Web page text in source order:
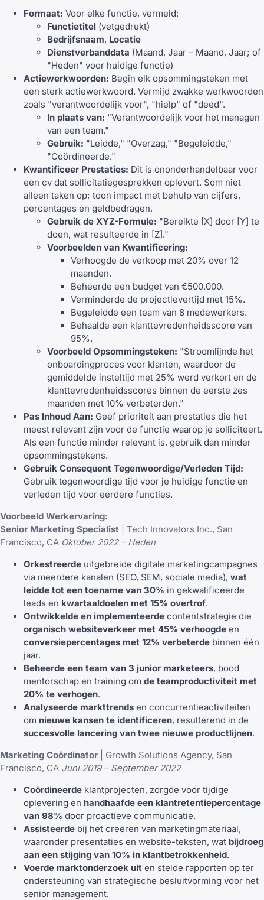
Formaat: Voor elke functie, vermeld:
Functietitel (vetgedrukt)
Bedrijfsnaam, Locatie
Dienstverbanddata (Maand, Jaar – Maand, Jaar; of
"Heden" voor huidige functie)
Actiewerkwoorden: Begin elk opsommingsteken met
een sterk actiewerkwoord. Vermijd zwakke werkwoorden
zoals "verantwoordelijk voor", "hielp" of "deed".
In plaats van: "Verantwoordelijk voor het managen
van een team."
Gebruik: "Leidde," "Overzag," "Begeleidde,"
"Coördineerde."
Kwantificeer Prestaties: Dit is ononderhandelbaar voor
een cv dat sollicitatiegesprekken oplevert. Som niet
alleen taken op; toon impact met behulp van cijfers,
percentages en geldbedragen.
Gebruik de XYZ-Formule: "Bereikte [X] door [Y] te
doen, wat resulteerde in [Z]."
Voorbeelden van Kwantificering:
Verhoogde de verkoop met 20% over 12
maanden.
Beheerde een budget van €500.000.
Verminderde de projectlevertijd met 15%.
Begeleidde een team van 8 medewerkers.
Behaalde een klanttevredenheidsscore van
95%.
Voorbeeld Opsommingsteken: "Stroomlijnde het
onboardingproces voor klanten, waardoor de
gemiddelde insteltijd met 25% werd verkort en de
klanttevredenheidsscores binnen de eerste zes
maanden met 10% verbeterden."
Pas Inhoud Aan: Geef prioriteit aan prestaties die het
meest relevant zijn voor de functie waarop je solliciteert.
Als een functie minder relevant is, gebruik dan minder
opsommingstekens.
Gebruik Consequent Tegenwoordige/Verleden Tijd:
Gebruik tegenwoordige tijd voor je huidige functie en
verleden tijd voor eerdere functies.
Voorbeeld Werkervaring:
Senior Marketing Specialist | Tech Innovators Inc., San
Francisco, CA Oktober 2022 – Heden
Orkestreerde uitgebreide digitale marketingcampagnes
via meerdere kanalen (SEO, SEM, sociale media), wat
leidde tot een toename van 30% in gekwalificeerde
leads en kwartaaldoelen met 15% overtrof.
Ontwikkelde en implementeerde contentstrategie die
organisch websiteverkeer met 45% verhoogde en
conversiepercentages met 12% verbeterde binnen één
jaar.
Beheerde een team van 3 junior marketeers, bood
mentorschap en training om de teamproductiviteit met
20% te verhogen.
Analyseerde markttrends en concurrentieactiviteiten
om nieuwe kansen te identificeren, resulterend in de
succesvolle lancering van twee nieuwe productlijnen.
Marketing Coördinator | Growth Solutions Agency, San
Francisco, CA Juni 2019 – September 2022
Coördineerde klantprojecten, zorgde voor tijdige
oplevering en handhaafde een klantretentiepercentage
van 98% door proactieve communicatie.
Assisteerde bij het creëren van marketingmateriaal,
waaronder presentaties en website-teksten, wat bijdroeg
aan een stijging van 10% in klantbetrokkenheid.
Voerde marktonderzoek uit en stelde rapporten op ter
ondersteuning van strategische besluitvorming voor het
senior management.